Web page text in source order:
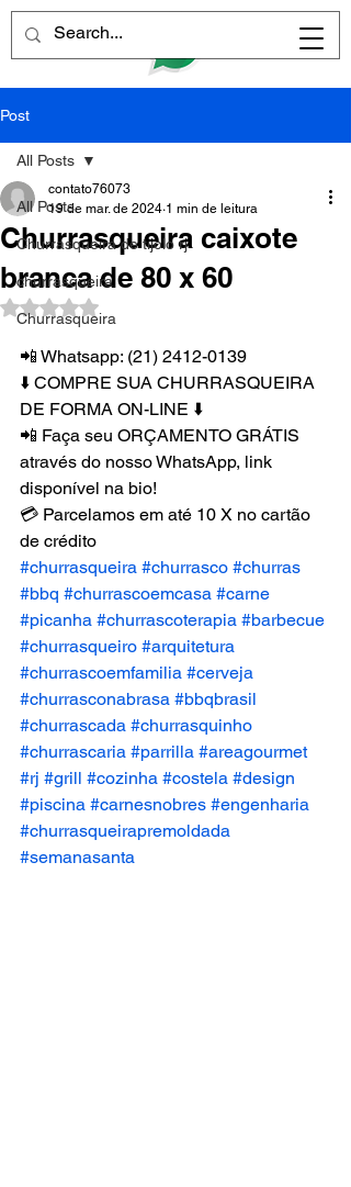
Post
All Posts
Churrasqueira de tijolo rj
churrasqueira
Churrasqueira
All Posts
Churrasqueira caixote
branca de 80 x 60
contato76073
19 de mar. de 2024 1 min de leitura
Avaliado com NaN de 5 estrelas.
📲 Whatsapp: (21) 2412-0139
⬇️ COMPRE SUA CHURRASQUEIRA
DE FORMA ON-LINE ⬇️
📲 Faça seu ORÇAMENTO GRÁTIS
através do nosso WhatsApp, link
disponível na bio!
💳 Parcelamos em até 10 X no cartão
de crédito
#churrasqueira #churrasco #churras
#bbq #churrascoemcasa #carne
#picanha #churrascoterapia #barbecue
#churrasqueiro #arquitetura
#churrascoemfamilia #cerveja
#churrasconabrasa #bbqbrasil
#churrascada #churrasquinho
#churrascaria #parrilla #areagourmet
#rj #grill #cozinha #costela #design
#piscina #carnesnobres #engenharia
#churrasqueirapremoldada
#semanasanta